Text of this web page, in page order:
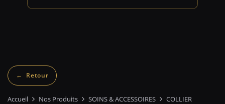
Accueil Nos Produits SOINS & ACCESSOIRES
COLLIER